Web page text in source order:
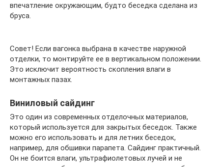
впечатление окружающим, будто беседка сделана из
бруса.
Совет! Если вагонка выбрана в качестве наружной
отделки, то монтируйте ее в вертикальном положении.
Это исключит вероятность скопления влаги в
монтажных пазах.
Виниловый сайдинг
Это один из современных отделочных материалов,
который используется для закрытых беседок. Также
можно его использовать и для летних беседок,
например, для обшивки парапета. Сайдинг практичный.
Он не боится влаги, ультрафиолетовых лучей и не